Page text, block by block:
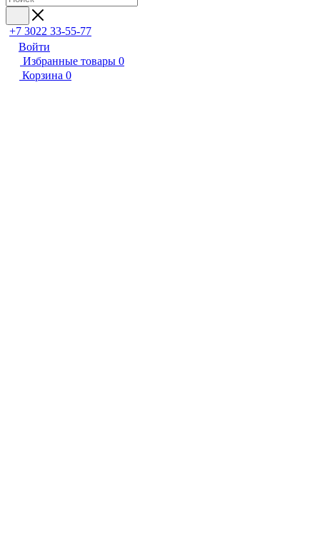
+7 3022 33-55-77
Войти
Избранные товары 0
Корзина 0